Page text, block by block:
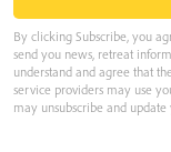
By clicking Subscribe, you
send you news, retreat
understand and agree that
service providers may use
may unsubscribe and